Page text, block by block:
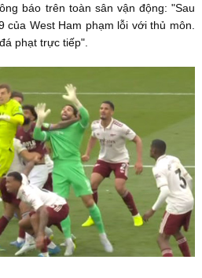
báo trên toàn sân vận động: "Sau
của West Ham phạm lỗi với thủ môn.
phạt trực tiếp".